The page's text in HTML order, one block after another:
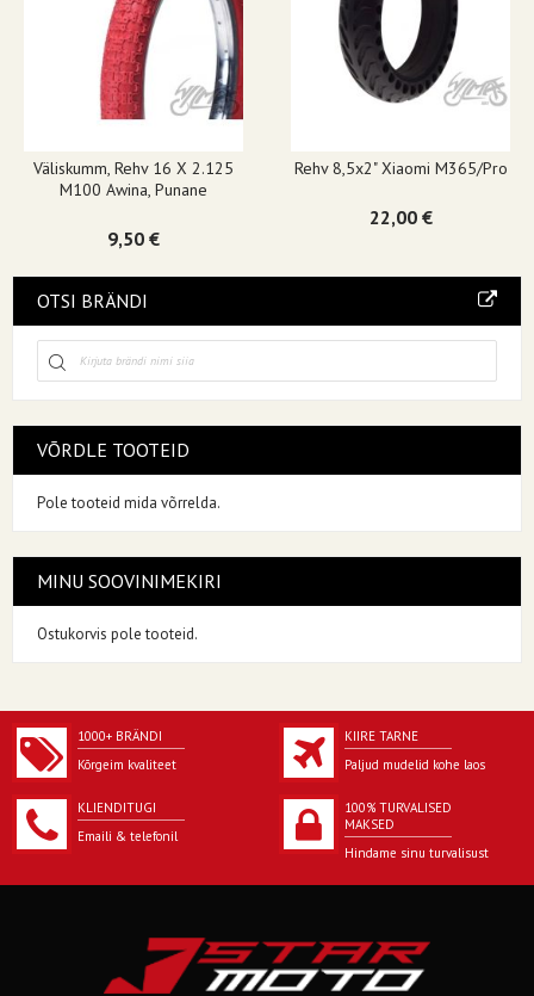
Väliskumm, Rehv 16 X 2.125
M100 Awina, Punane
9,50 €
Rehv 8,5x2" Xiaomi M365/pro
22,00 €
OTSI BRÄNDI
VÕRDLE TOOTEID
Pole tooteid mida võrrelda.
MINU SOOVINIMEKIRI
Ostukorvis pole tooteid.
1000+ BRÄNDI
Kõrgeim kvaliteet
KIIRE TARNE
Paljud mudelid kohe laos
KLIENDITUGI
Emaili & telefonil
100% TURVALISED
MAKSED
Hindame sinu turvalisust